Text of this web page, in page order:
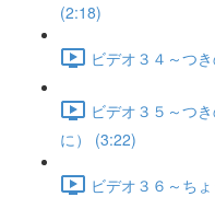
(2:18)
ビデオ３４～つ
ビデオ３５～つ
に） (3:22)
ビデオ３６～ち